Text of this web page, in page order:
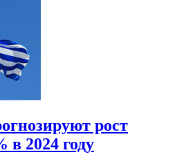
рост
2024 году